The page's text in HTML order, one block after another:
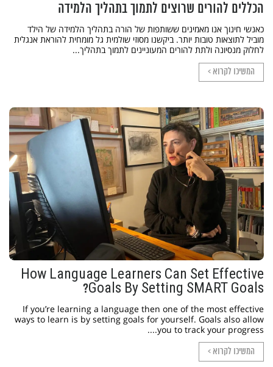
הכללים להורים שרוצים לתמוך בתהליך הלמידה
כאנשי חינוך אנו מאמינים ששותפות של הורה בתהליך הלמידה של הילד
מוביל לתוצאות טובות יותר. ביקשנו מסוזי שולמית גל מומחית להוראת אנגלית
לחלוק מנסיונה ולתת להורים המעוניינים לתמוך בתהליך...
המשיכו לקרוא >
How Language Learners Can Set Effective
Goals By Setting SMART Goals?
If you’re learning a language then one of the most effective
ways to learn is by setting goals for yourself. Goals also allow
you to track your progress....
המשיכו לקרוא >